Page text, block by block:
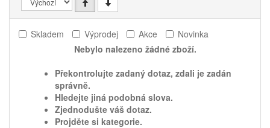
Skladem Výprodej Akce
Novinka
Nebylo nalezeno žádné zboží.
Překontrolujte zadaný dotaz, zdali je zadán
správně.
Hledejte jiná podobná slova.
Zjednodušte váš dotaz.
Projděte si kategorie.